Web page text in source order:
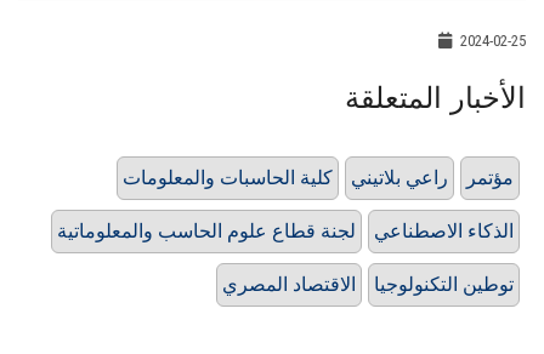
2024-02-25
الأخبار المتعلقة
كلية الحاسبات والمعلومات راعي بلاتيني مؤتمر
لجنة قطاع علوم الحاسب والمعلوماتية الذكاء الاصطناعي
الاقتصاد المصري توطين التكنولوجيا